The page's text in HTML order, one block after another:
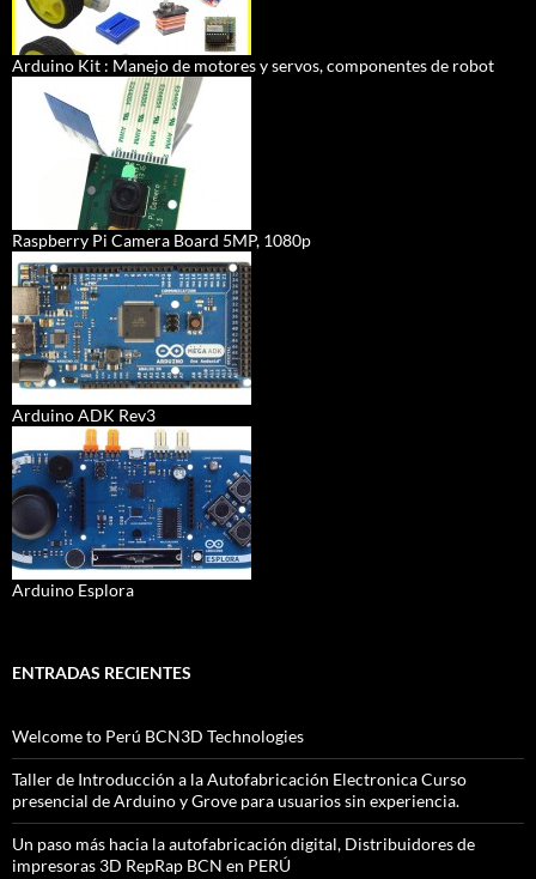
Arduino Kit : Manejo de motores y servos, componentes de robot
Raspberry Pi Camera Board 5MP, 1080p
Arduino ADK Rev3
Arduino Esplora
ENTRADAS RECIENTES
Welcome to Perú BCN3D Technologies
Taller de Introducción a la Autofabricación Electronica Curso
presencial de Arduino y Grove para usuarios sin experiencia.
Un paso más hacia la autofabricación digital, Distribuidores de
impresoras 3D RepRap BCN en PERÚ